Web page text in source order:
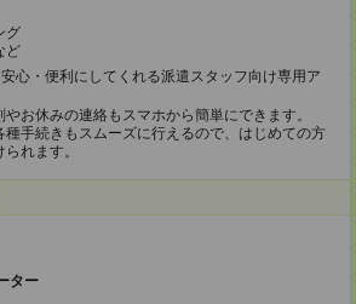
グ
ど
心・便利にしてくれる派遣スタッフ向け専用ア
お休みの連絡もスマホから簡単にできます。
種手続きもスムーズに行えるので、はじめての方
れます。
ター